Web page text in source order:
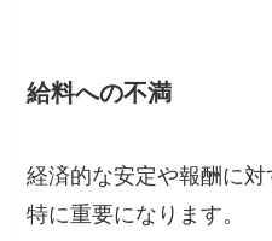
給料への不満
経済的な安定や報酬に
特に重要になります。